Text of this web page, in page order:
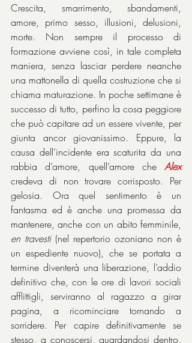
Crescita, smarrimento, sbandamenti,
amore, primo sesso, illusioni, delusioni,
morte. Non sempre il processo di
formazione avviene così, in tale completa
maniera, senza lasciar perdere neanche
una mattonella di quella costruzione che si
chiama maturazione. In poche settimane è
successo di tutto, perfino la cosa peggiore
che può capitare ad un essere vivente, per
giunta ancor giovanissimo. Eppure, la
causa dell’incidente era scaturita da una
rabbia d’amore, quell’amore che Alex
credeva di non trovare corrisposto. Per
gelosia. Ora quel sentimento è un
fantasma ed è anche una promessa da
en travesti (nel repertorio ozoniano non è
un espediente nuovo), che se portata a
termine diventerà una liberazione, l’addio
definitivo che, con le ore di lavori sociali
afflittigli, serviranno al ragazzo a girar
pagina, a ricominciare tornando a
sorridere. Per capire definitivamente se
stesso, a conoscersi, guardandosi dentro,